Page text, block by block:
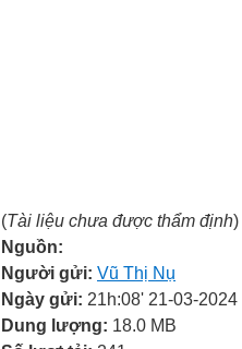
(Tài liệu chưa được thẩm định)
Nguồn:
Người gửi: Vũ Thị Nụ
Ngày gửi: 21h:08' 21-03-2024
Dung lượng: 18.0 MB